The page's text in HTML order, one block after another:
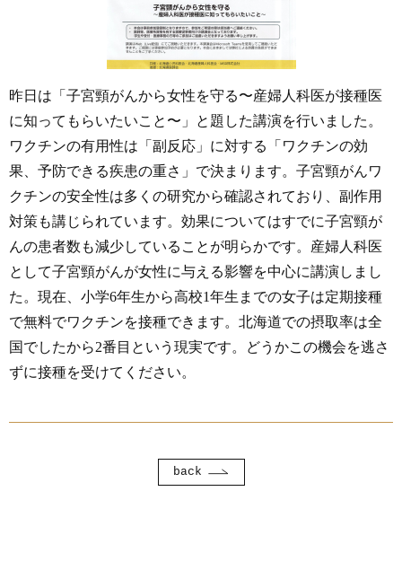
昨日は「子宮頸がんから女性を守る〜産婦人科医が接種医
に知ってもらいたいこと〜」と題した講演を行いました。
ワクチンの有用性は「副反応」に対する「ワクチンの効
果、予防できる疾患の重さ」で決まります。子宮頸がんワ
クチンの安全性は多くの研究から確認されており、副作用
対策も講じられています。効果についてはすでに子宮頸が
んの患者数も減少していることが明らかです。産婦人科医
として子宮頸がんが女性に与える影響を中心に講演しまし
た。現在、小学6年生から高校1年生までの女子は定期接種
で無料でワクチンを接種できます。北海道での摂取率は全
国でしたから2番目という現実です。どうかこの機会を逃さ
ずに接種を受けてください。
back